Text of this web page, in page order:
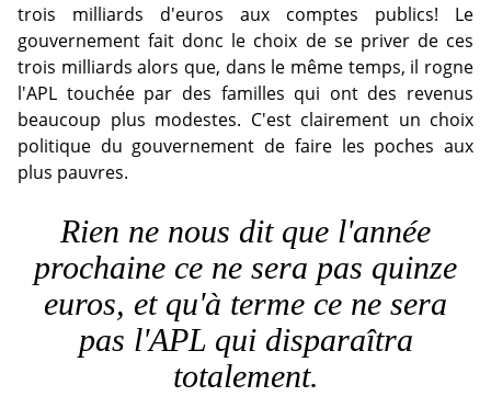
trois milliards d'euros aux comptes publics! Le
gouvernement fait donc le choix de se priver de ces
trois milliards alors que, dans le même temps, il rogne
l'APL touchée par des familles qui ont des revenus
beaucoup plus modestes. C'est clairement un choix
politique du gouvernement de faire les poches aux
plus pauvres.
Rien ne nous dit que l'année
prochaine ce ne sera pas quinze
euros, et qu'à terme ce ne sera
pas l'APL qui disparaîtra
totalement.